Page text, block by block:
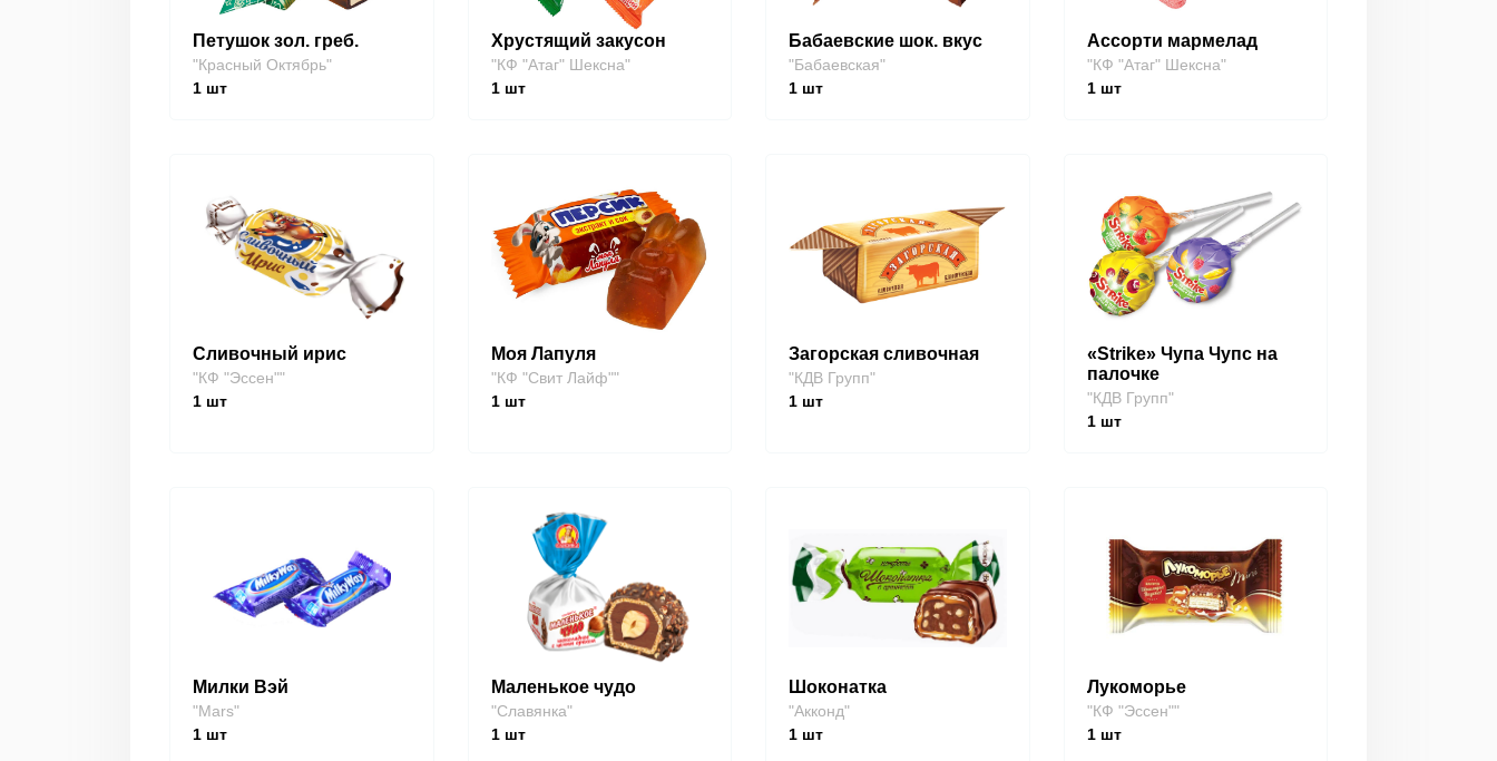
Петушок зол. греб.
"Красный Октябрь"
1 шт
Хрустящий закусон
"КФ "Атаг" Шексна"
1шт
Бабаевские шок. вкус
"Бабаевская"
1 шт
Ассорти мармелад
"КФ "Атаг" Шексна"
1шт
Сливочный ирис
"КФ "Эссен""
1 шт
Моя Лапуля
"КФ "Свит Лайф""
1шт
Загорская сливочная
"КДВ Групп"
1 шт
«Strike» Чупа Чупс на
палочке
"КДВ Групп"
1шт
Милки Вэй
"Mars"
1 шт
Маленькое чудо
"Славянка"
1шт
Шоконатка
"Акконд"
1 шт
Лукоморье
"КФ "Эссен""
1шт